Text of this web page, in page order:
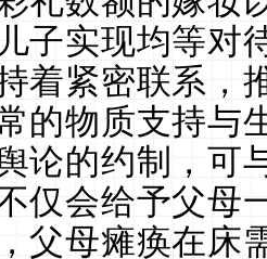
子实现均等对
着紧密联系，
的物质支持与
论的约制，可
仅会给予父母
父母瘫痪在床